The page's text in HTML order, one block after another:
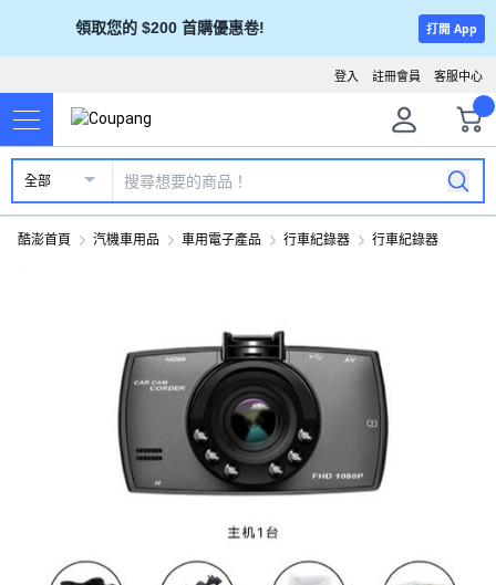
領取您的 $200 首購優惠卷! 打開 App
客服中心
註冊會員
登入
全部
酷澎首頁 汽機車用品 車用電子產品 行車紀錄器 行車紀錄器